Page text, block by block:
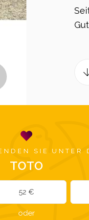
SIE UNTER
TOTO
52 €
oder